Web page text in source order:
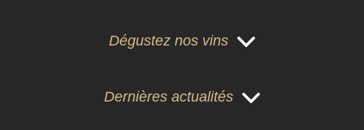
Dégustez nos vins
Dernières actualités